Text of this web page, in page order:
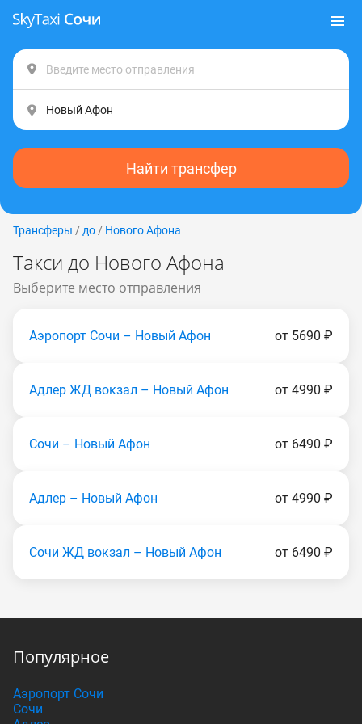
Найти трансфер
Трансферы / до / Нового Афона
Такси до Нового Афона
Выберите место отправления
Аэропорт Сочи – Новый Афон от 5690 ₽
Адлер ЖД вокзал – Новый Афон от 4990 ₽
Сочи – Новый Афон от 6490 ₽
Адлер – Новый Афон от 4990 ₽
Сочи ЖД вокзал – Новый Афон от 6490 ₽
Популярное
Аэропорт Сочи
Сочи